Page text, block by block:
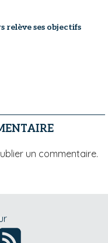
relève ses objectifs
un commentaire.